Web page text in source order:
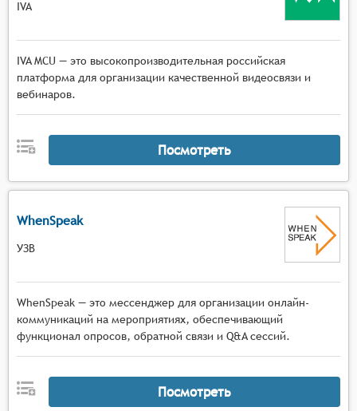
IVA
IVA MCU — это высокопроизводительная российская
платформа для организации качественной видеосвязи и
вебинаров.
Посмотреть
WhenSpeak
УЗВ
WhenSpeak — это мессенджер для организации онлайн-
коммуникаций на мероприятиях, обеспечивающий
функционал опросов, обратной связи и Q&A сессий.
Посмотреть